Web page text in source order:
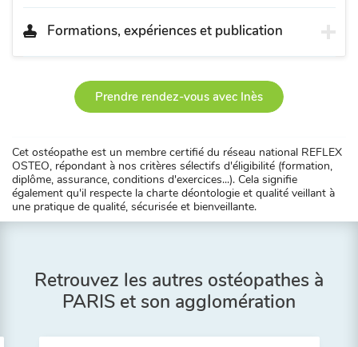
Formations, expériences et publication
Prendre rendez-vous avec Inès
Cet ostéopathe est un membre certifié du réseau national REFLEX
OSTEO, répondant à nos critères sélectifs d'éligibilité (formation,
diplôme, assurance, conditions d'exercices...). Cela signifie
également qu'il respecte la charte déontologie et qualité veillant à
une pratique de qualité, sécurisée et bienveillante.
Retrouvez les autres ostéopathes à
PARIS et son agglomération